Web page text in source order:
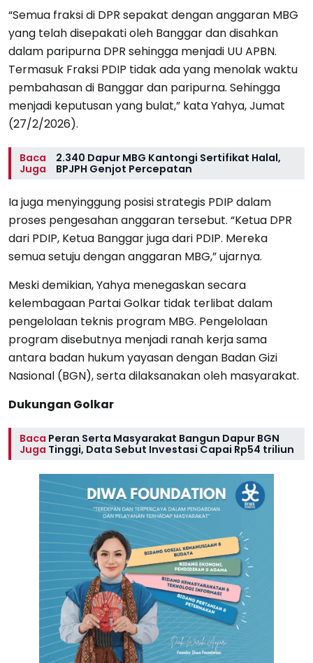
“Semua fraksi di DPR sepakat dengan anggaran MBG
yang telah disepakati oleh Banggar dan disahkan
dalam paripurna DPR sehingga menjadi UU APBN.
Termasuk Fraksi PDIP tidak ada yang menolak waktu
pembahasan di Banggar dan paripurna. Sehingga
menjadi keputusan yang bulat,” kata Yahya, Jumat
(27/2/2026).
Baca
Juga
2.340 Dapur MBG Kantongi Sertifikat Halal,
BPJPH Genjot Percepatan
Ia juga menyinggung posisi strategis PDIP dalam
proses pengesahan anggaran tersebut. “Ketua DPR
dari PDIP, Ketua Banggar juga dari PDIP. Mereka
semua setuju dengan anggaran MBG,” ujarnya.
Meski demikian, Yahya menegaskan secara
kelembagaan Partai Golkar tidak terlibat dalam
pengelolaan teknis program MBG. Pengelolaan
program disebutnya menjadi ranah kerja sama
antara badan hukum yayasan dengan Badan Gizi
Nasional (BGN), serta dilaksanakan oleh masyarakat.
Dukungan Golkar
Baca
Juga
Peran Serta Masyarakat Bangun Dapur BGN
Tinggi, Data Sebut Investasi Capai Rp54 triliun